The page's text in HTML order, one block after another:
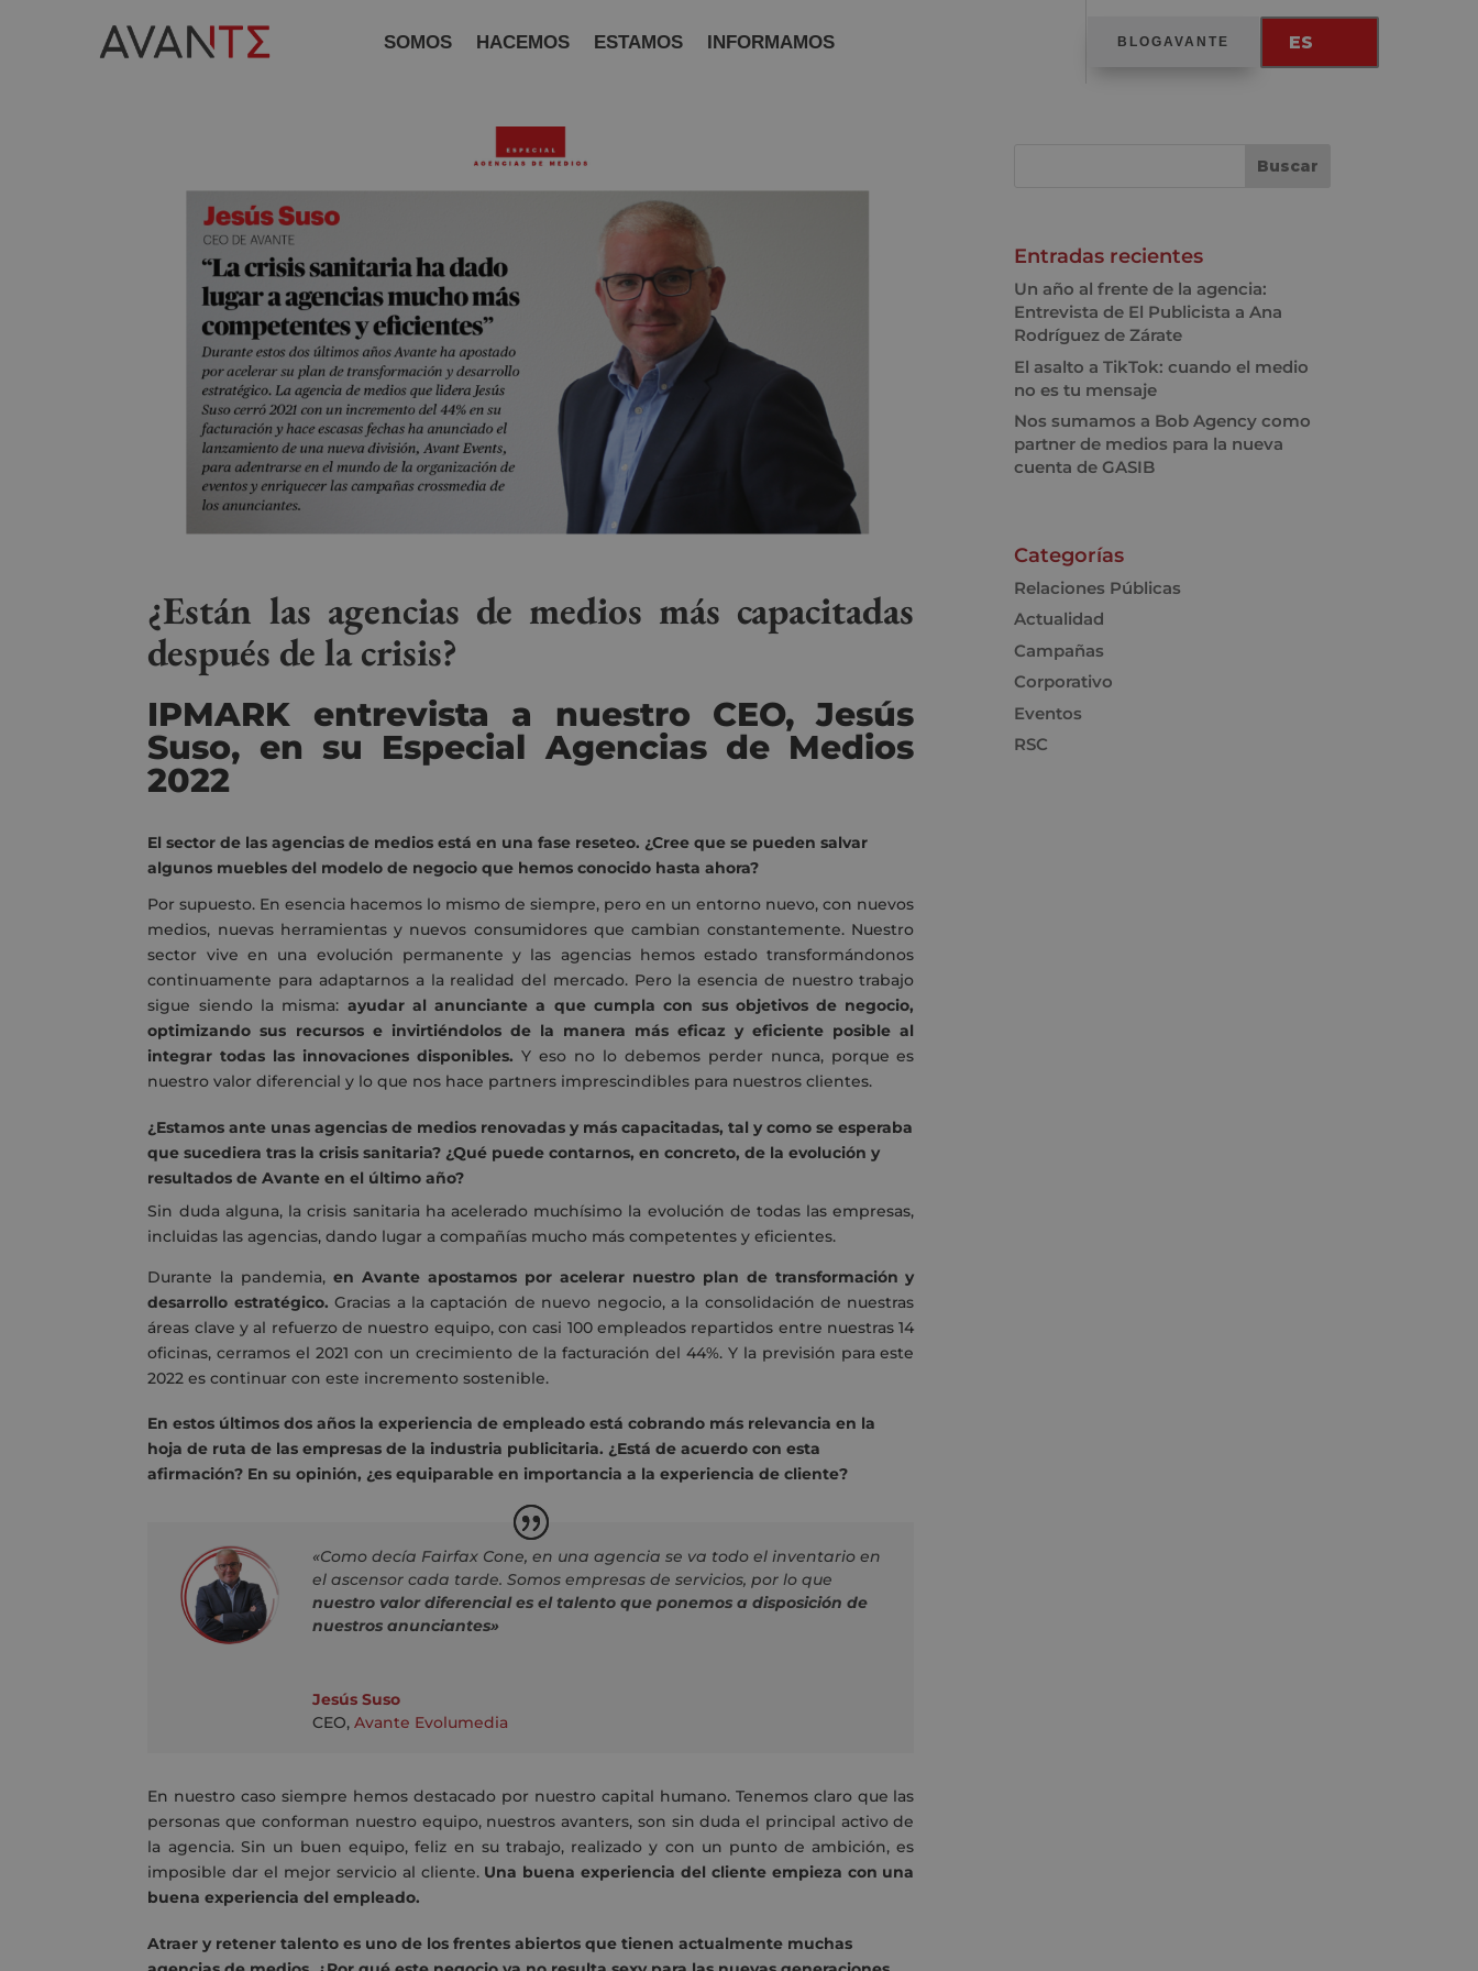
SOMOS HACEMOS ESTAMOS INFORMAMOS BLOGAVANTE ES
¿Están las agencias de medios más capacitadas
después de la crisis?
IPMARK entrevista a nuestro CEO, Jesús
Suso, en su Especial Agencias de Medios
2022
El sector de las agencias de medios está en una fase reseteo. ¿Cree que se pueden salvar
algunos muebles del modelo de negocio que hemos conocido hasta ahora?
Por supuesto. En esencia hacemos lo mismo de siempre, pero en un entorno nuevo, con nuevos
medios, nuevas herramientas y nuevos consumidores que cambian constantemente. Nuestro
sector vive en una evolución permanente y las agencias hemos estado transformándonos
continuamente para adaptarnos a la realidad del mercado. Pero la esencia de nuestro trabajo
sigue siendo la misma: ayudar al anunciante a que cumpla con sus objetivos de negocio,
optimizando sus recursos e invirtiéndolos de la manera más eficaz y eficiente posible al
integrar todas las innovaciones disponibles. Y eso no lo debemos perder nunca, porque es
nuestro valor diferencial y lo que nos hace partners imprescindibles para nuestros clientes.
¿Estamos ante unas agencias de medios renovadas y más capacitadas, tal y como se esperaba
que sucediera tras la crisis sanitaria? ¿Qué puede contarnos, en concreto, de la evolución y
resultados de Avante en el último año?
Sin duda alguna, la crisis sanitaria ha acelerado muchísimo la evolución de todas las empresas,
incluidas las agencias, dando lugar a compañías mucho más competentes y eficientes.
Durante la pandemia,en Avante apostamos por acelerar nuestro plan de transformación y
desarrollo estratégico.Gracias a la captación de nuevo negocio, a la consolidación de nuestras
áreas clave y al refuerzo de nuestro equipo, con casi 100 empleados repartidos entre nuestras 14
oficinas, cerramos el 2021 con un crecimiento de la facturación del 44%. Y la previsión para este
2022 es continuar con este incremento sostenible.
En estos últimos dos años la experiencia de empleado está cobrando más relevancia en la
hoja de ruta de las empresas de la industria publicitaria. ¿Está de acuerdo con esta
afirmación? En su opinión, ¿es equiparable en importancia a la experiencia de cliente?
«Como decía Fairfax Cone, en una agencia se va todo el inventario en
el ascensor cada tarde. Somos empresas de servicios, por lo que
nuestro valor diferencial es el talento que ponemos a disposición de
nuestros anunciantes»
Jesús Suso
CEO, Avante Evolumedia
En nuestro caso siempre hemos destacado por nuestro capital humano. Tenemos claro que las
personas que conforman nuestro equipo, nuestros avanters, son sin duda el principal activo de
la agencia. Sin un buen equipo, feliz en su trabajo, realizado y con un punto de ambición, es
imposible dar el mejor servicio al cliente. Una buena experiencia del cliente empieza con una
buena experiencia del empleado.
Atraer y retener talento es uno de los frentes abiertos que tienen actualmente muchas
Entradas recientes
Un año al frente de la agencia:
Entrevista de El Publicista a Ana
Rodríguez de Zárate
El asalto a TikTok: cuando el medio
no es tu mensaje
Nos sumamos a Bob Agency como
partner de medios para la nueva
cuenta de GASIB
Categorías
Relaciones Públicas
Actualidad
Campañas
Corporativo
Eventos
RSC